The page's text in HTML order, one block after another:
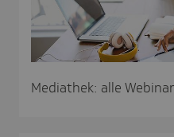
Mediathek: alle